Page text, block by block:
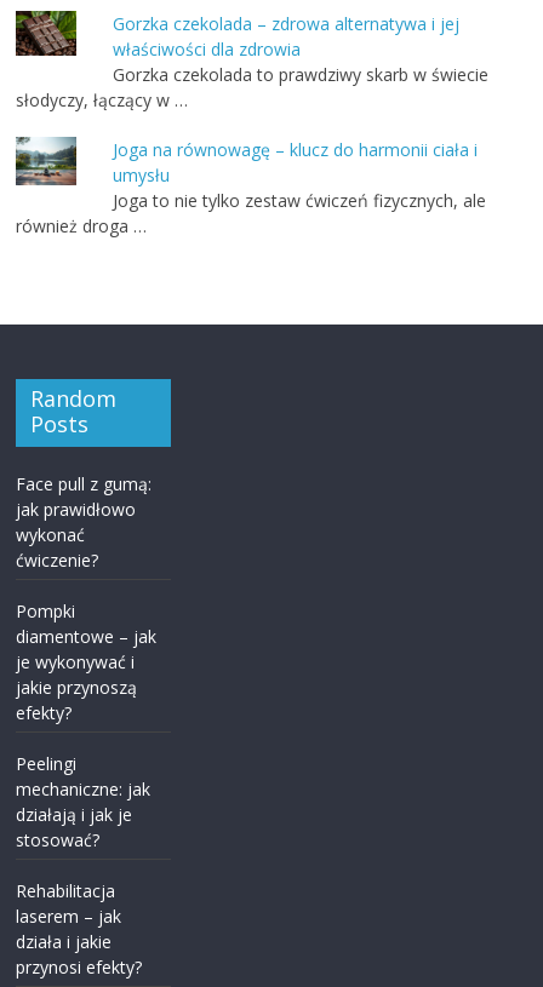
Gorzka czekolada – zdrowa alternatywa i jej
właściwości dla zdrowia
Gorzka czekolada to prawdziwy skarb w świecie
słodyczy, łączący w …
Joga na równowagę – klucz do harmonii ciała i
umysłu
Joga to nie tylko zestaw ćwiczeń fizycznych, ale
również droga …
Random
Posts
Face pull z gumą:
jak prawidłowo
wykonać
ćwiczenie?
Pompki
diamentowe – jak
je wykonywać i
jakie przynoszą
efekty?
Peelingi
mechaniczne: jak
działają i jak je
stosować?
Rehabilitacja
laserem – jak
działa i jakie
przynosi efekty?